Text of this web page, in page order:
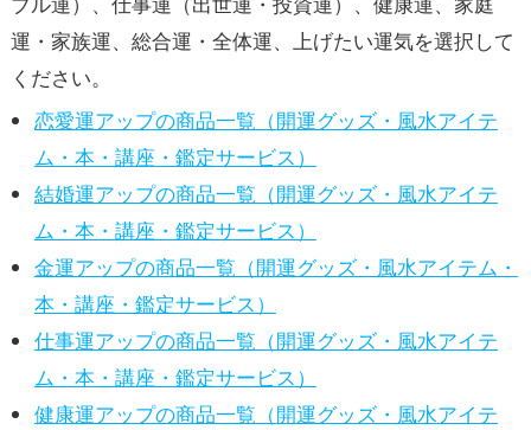
運・家族運、総合運・全体運、上げたい運気を選択して
ください。
恋愛運アップの商品一覧（開運グッズ・風水アイテ
ム・本・講座・鑑定サービス）
結婚運アップの商品一覧（開運グッズ・風水アイテ
ム・本・講座・鑑定サービス）
金運アップの商品一覧（開運グッズ・風水アイテム・
本・講座・鑑定サービス）
仕事運アップの商品一覧（開運グッズ・風水アイテ
ム・本・講座・鑑定サービス）
健康運アップの商品一覧（開運グッズ・風水アイテ